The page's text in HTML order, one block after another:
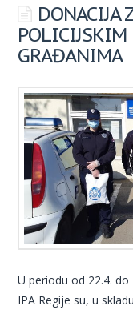
DONACIJA
POLICIJSKIM
GRAĐANIMA
U periodu od 22.4. do
IPA Regije su, u